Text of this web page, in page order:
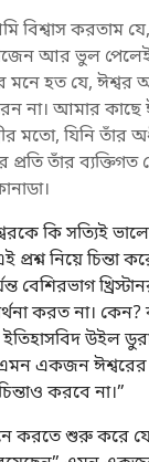
বিশ্বাস করতাম যে,
আর ভুল পেলেই
মনে হত যে, ঈশ্বর
না। আমার কাছে
মতো, যিনি তাঁর
প্রতি তাঁর
কি সত্যিই
নিয়ে চিন্তা
বেশিরভাগ
করত না।
উইল
একজন ঈশ্বরের
করবে না।”
করতে শুরু করে